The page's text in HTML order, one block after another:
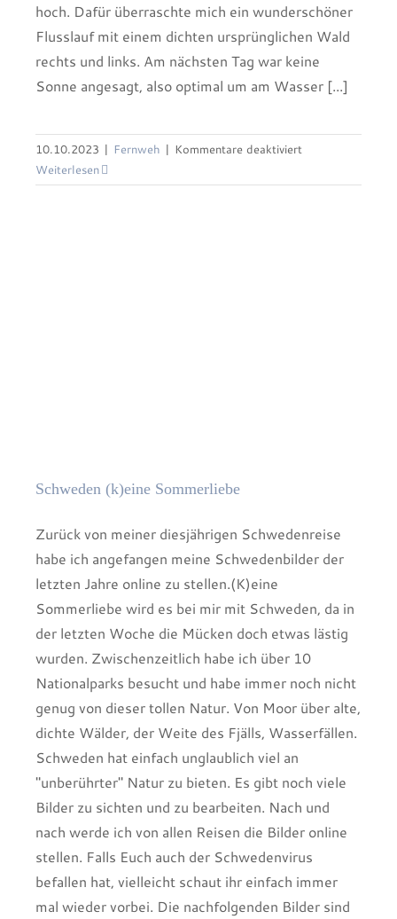
hoch. Dafür überraschte mich ein wunderschöner
Flusslauf mit einem dichten ursprünglichen Wald
rechts und links. Am nächsten Tag war keine
Sonne angesagt, also optimal um am Wasser [...]
10.10.2023 | Fernweh | Kommentare deaktiviert
normande
Weiterlesen
Schweden (k)eine Sommerliebe
Schweden (k)eine Sommerliebe
Zurück von meiner diesjährigen Schwedenreise
habe ich angefangen meine Schwedenbilder der
letzten Jahre online zu stellen.(K)eine
Sommerliebe wird es bei mir mit Schweden, da in
der letzten Woche die Mücken doch etwas lästig
wurden. Zwischenzeitlich habe ich über 10
Nationalparks besucht und habe immer noch nicht
genug von dieser tollen Natur. Von Moor über alte,
dichte Wälder, der Weite des Fjälls, Wasserfällen.
Schweden hat einfach unglaublich viel an
"unberührter" Natur zu bieten. Es gibt noch viele
Bilder zu sichten und zu bearbeiten. Nach und
nach werde ich von allen Reisen die Bilder online
stellen. Falls Euch auch der Schwedenvirus
befallen hat, vielleicht schaut ihr einfach immer
mal wieder vorbei. Die nachfolgenden Bilder sind